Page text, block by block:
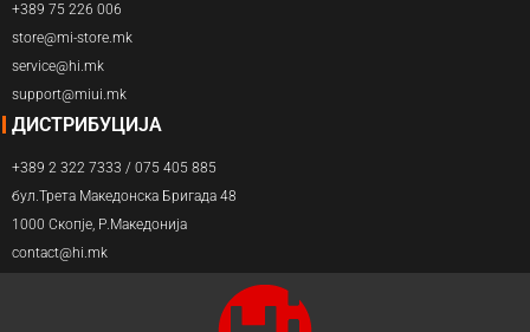
+389 75 226 006
store@mi-store.mk
service@hi.mk
support@miui.mk
ДИСТРИБУЦИЈА
+389 2 322 7333 / 075 405 885
бул.Трета Македонска Бригада 48
1000 Скопје, Р.Македонија
contact@hi.mk